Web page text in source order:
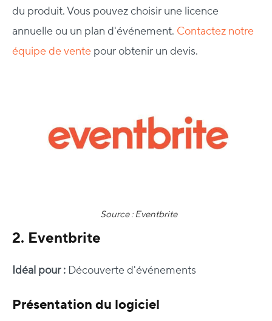
du produit. Vous pouvez choisir une licence
annuelle ou un plan d'événement. Contactez notre
équipe de vente pour obtenir un devis.
Source : Eventbrite
2. Eventbrite
Idéal pour : Découverte d'événements
Présentation du logiciel